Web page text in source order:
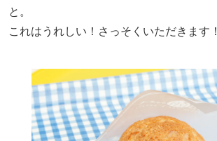
と。
これはうれしい！さっそくいただきます！